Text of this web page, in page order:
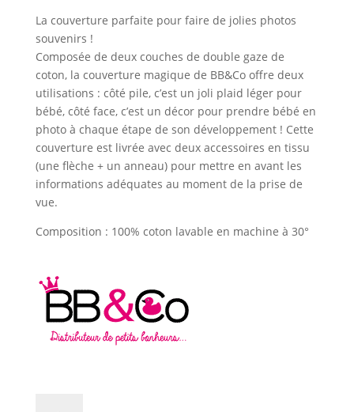
La couverture parfaite pour faire de jolies photos
souvenirs !
Composée de deux couches de double gaze de
coton, la couverture magique de BB&Co offre deux
utilisations : côté pile, c’est un joli plaid léger pour
bébé, côté face, c’est un décor pour prendre bébé en
photo à chaque étape de son développement ! Cette
couverture est livrée avec deux accessoires en tissu
(une flèche + un anneau) pour mettre en avant les
informations adéquates au moment de la prise de
vue.
Composition : 100% coton lavable en machine à 30°